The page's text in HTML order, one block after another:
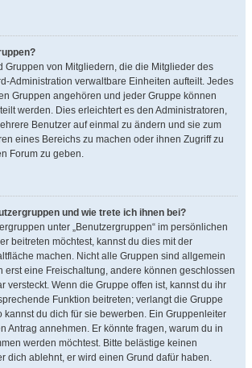
Gruppen von Mitgliedern, die die Mitglieder des
Administration verwaltbare Einheiten aufteilt. Jedes
Gruppen angehören und jeder Gruppe können
werden. Dies erleichtert es den Administratoren,
Benutzer auf einmal zu ändern und sie zum
eines Bereichs zu machen oder ihnen Zugriff zu
Forum zu geben.
und wie trete ich ihnen bei?
unter „Benutzergruppen“ im persönlichen
beitreten möchtest, kannst du dies mit der
machen. Nicht alle Gruppen sind allgemein
erst eine Freischaltung, andere können geschlossen
versteckt. Wenn die Gruppe offen ist, kannst du ihr
Funktion beitreten; verlangt die Gruppe
kannst du dich für sie bewerben. Ein Gruppenleiter
Antrag annehmen. Er könnte fragen, warum du in
werden möchtest. Bitte belästige keinen
dich ablehnt, er wird einen Grund dafür haben.